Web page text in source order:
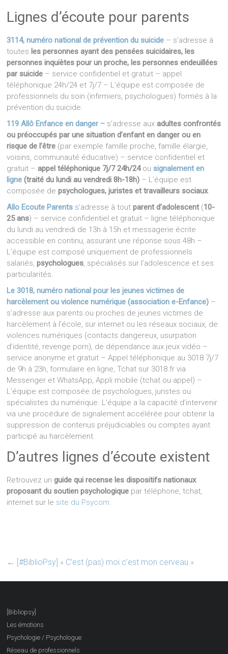
Lignes d’écoute pour parents
3114, numéro national de prévention du suicide – s’adresse à
toutes les personnes ayant des pensées suicidaires, les
personnes inquiètes pour un proche, les personnes endeuillées
par suicide – service confidentiel et gratuit – appel
téléphonique 24h/24 et 7j/7 – L’équipe est composée de
professionnels du soin (infirmiers, psychologues) formés à la
prévention du suicide.
119 Allô Enfance en danger – s’adresse auxadultes confrontés
ou préoccupés par une situation d’enfant en danger ou en
risque de l’être (par exemple famille proche, famille élargie,
voisins, communauté éducative) – service confidentiel et
gratuit –appel téléphonique 7j/7 24h/24ousignalement en
ligne (traité du lundi au vendredi 8h-18h) – L’équipe est
composée depsychologues, juristes et travailleurs sociaux.
Allo Ecoute Parents s’adresse à toutparent d’adolescent (10-
25 ans) – service confidentiel et gratuit – ligne téléphonique
du lundi au vendredi de 13h à 15h et messagerie écrite
accessible en continu, assurant une réponse sous 48h –
L’équipe est composé uniquement de professionnels
salariés,psychologues, spécialisés sur l’adolescence et ses
particularités.
Le 3018, numéro national pour les jeunes victimes de
harcèlement ou violence numérique (association e-Enfance) –
s’adresse aux parents ou proches de jeunes victimes de
harcèlement à l’école, sur internet ou les réseaux sociaux, de
violences numériques (contacts dangereux, usurpation
d’identité, revenge porn), de dépendance aux jeux vidéo –
service anonyme et gratuit – Appel téléphonique au 3018 7j/7
de 9h à 23h, formulaire en ligne, Tchat sur 3018.fr via
Messenger et WhatsApp, Appli mobile (tchat ou appel) –
L’équipe est composée de psychologues, juristes ou
spécialistes du numérique. L’équipe a la capacité d’intervenir
via une procédure de signalement accélérée pour obtenir la
suppression de contenus préjudiciables ou comptes ayant
participé au harcèlement.
D’autres lignes d’écoute existent
Retrouvez unguide qui recense les dispositifs nationaux
proposant du soutien psychologique par téléphone, tchat,
internet sur le site du Psycom.
← [#BiblioPsy] « C’est (pas) moi c’est mon cerveau »
[Bibliopsy]
Les émotions
Psychologie / Psychologue
Réseau de professionnels